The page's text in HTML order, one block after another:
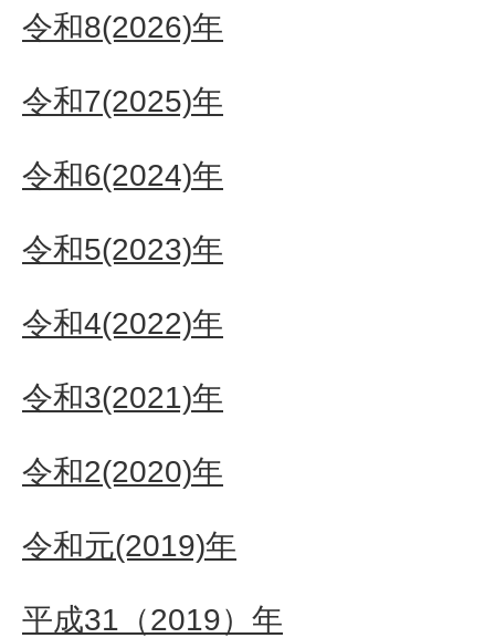
令和8(2026)年
令和7(2025)年
令和6(2024)年
令和5(2023)年
令和4(2022)年
令和3(2021)年
令和2(2020)年
令和元(2019)年
平成31（2019）年